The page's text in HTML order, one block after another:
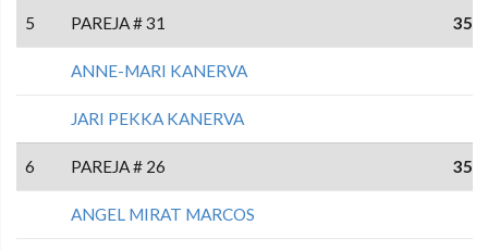
5 PAREJA # 31 35
ANNE-MARI KANERVA
JARI PEKKA KANERVA
6 PAREJA # 26 35
ANGEL MIRAT MARCOS